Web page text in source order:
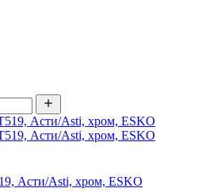
Асти/Asti, хром, ESKO